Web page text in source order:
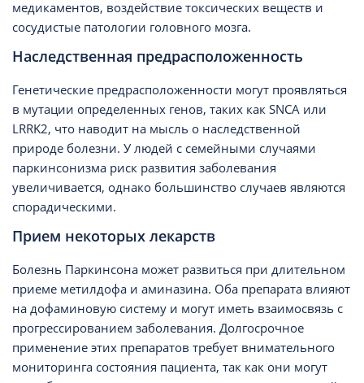
медикаментов, воздействие токсических веществ и
сосудистые патологии головного мозга.
Наследственная предрасположенность
Генетические предрасположенности могут проявляться
в мутации определенных генов, таких как SNCA или
LRRK2, что наводит на мысль о наследственной
природе болезни. У людей с семейными случаями
паркинсонизма риск развития заболевания
увеличивается, однако большинство случаев являются
спорадическими.
Прием некоторых лекарств
Болезнь Паркинсона может развиться при длительном
приеме метилдофа и аминазина. Оба препарата влияют
на дофаминовую систему и могут иметь взаимосвязь с
прогрессированием заболевания. Долгосрочное
применение этих препаратов требует внимательного
мониторинга состояния пациента, так как они могут